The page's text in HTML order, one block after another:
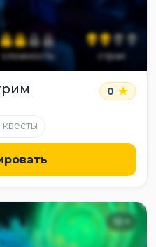
сложность страх
0
12+